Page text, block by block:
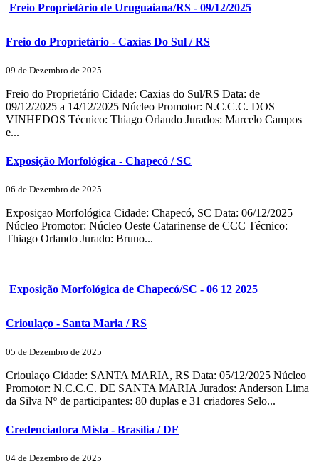
Freio Proprietário de Uruguaiana/RS - 09/12/2025
Freio do Proprietário - Caxias Do Sul / RS
09 de Dezembro de 2025
Freio do Proprietário Cidade: Caxias do Sul/RS Data: de
09/12/2025 a 14/12/2025 Núcleo Promotor: N.C.C.C. DOS
VINHEDOS Técnico: Thiago Orlando Jurados: Marcelo Campos
e...
Exposição Morfológica - Chapecó / SC
06 de Dezembro de 2025
Exposiçao Morfológica Cidade: Chapecó, SC Data: 06/12/2025
Núcleo Promotor: Núcleo Oeste Catarinense de CCC Técnico:
Thiago Orlando Jurado: Bruno...
Exposição Morfológica de Chapecó/SC - 06 12 2025
Crioulaço - Santa Maria / RS
05 de Dezembro de 2025
Crioulaço Cidade: SANTA MARIA, RS Data: 05/12/2025 Núcleo
Promotor: N.C.C.C. DE SANTA MARIA Jurados: Anderson Lima
da Silva Nº de participantes: 80 duplas e 31 criadores Selo...
Credenciadora Mista - Brasília / DF
04 de Dezembro de 2025